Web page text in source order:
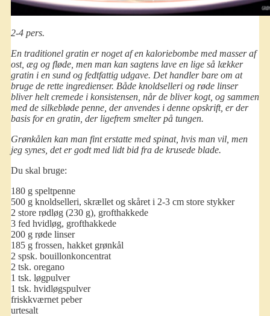
2-4 pers.
En traditionel gratin er noget af en kaloriebombe med masser af
ost, æg og fløde, men man kan sagtens lave en lige så lækker
gratin i en sund og fedtfattig udgave. Det handler bare om at
bruge de rette ingredienser. Både knoldselleri og røde linser
bliver helt cremede i konsistensen, når de bliver kogt, og sammen
med de silkebløde penne, der anvendes i denne opskrift, er der
basis for en gratin, der ligefrem smelter på tungen.
Grønkålen kan man fint erstatte med spinat, hvis man vil, men
jeg synes, det er godt med lidt bid fra de krusede blade.
Du skal bruge:
180 g speltpenne
500 g knoldselleri, skrællet og skåret i 2-3 cm store stykker
2 store rødløg (230 g), grofthakkede
3 fed hvidløg, grofthakkede
200 g røde linser
185 g frossen, hakket grønkål
2 spsk. bouillonkoncentrat
2 tsk. oregano
1 tsk. løgpulver
1 tsk. hvidløgspulver
friskkværnet peber
urtesalt